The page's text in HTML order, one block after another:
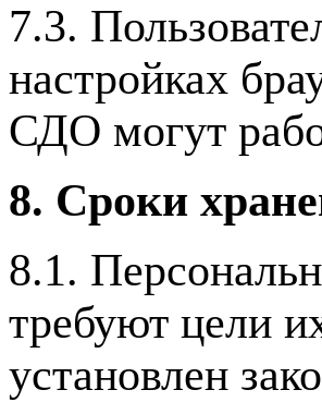
7.3.
настройках
СДО могут
8. Сроки
8.1.
требуют цели
установлен